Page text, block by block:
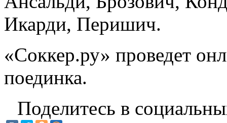
Икарди, Перишич.
«Соккер.ру» проведет
поединка.
Поделитесь в